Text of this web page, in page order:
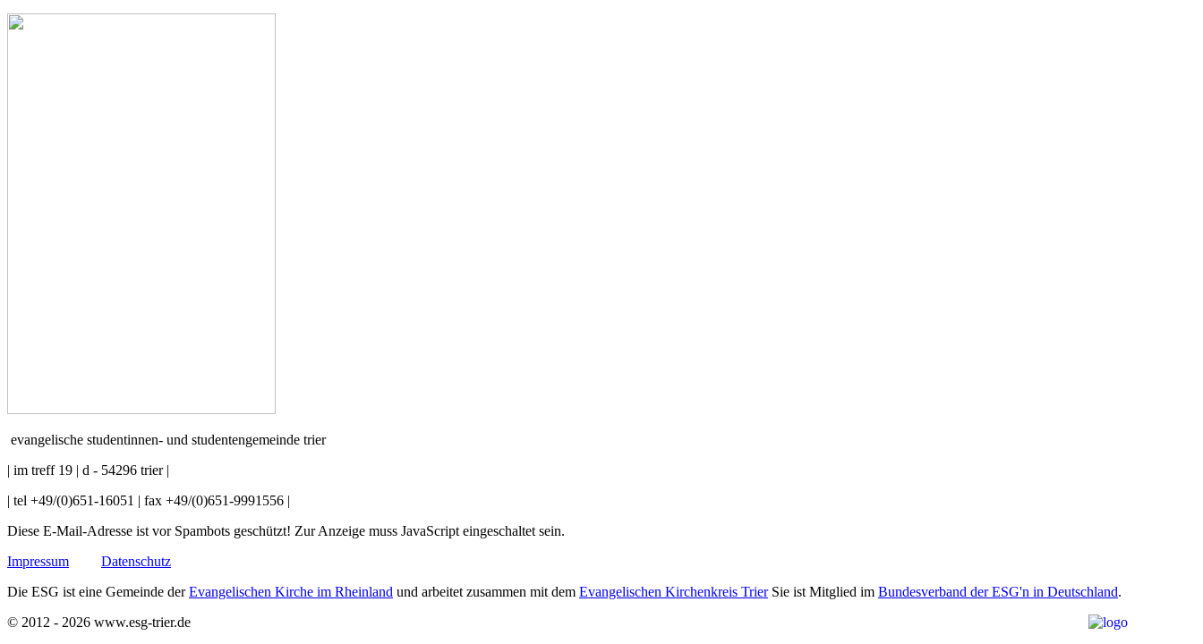
evangelische studentinnen- und studentengemeinde trier
| im treff 19 | d - 54296 trier |
| tel +49/(0)651-16051 | fax +49/(0)651-9991556 |
Diese E-Mail-Adresse ist vor Spambots geschützt! Zur Anzeige muss JavaScript eingeschaltet sein.
Impressum
Datenschutz
Die ESG ist eine Gemeinde derEvangelischen Kirche im Rheinland und arbeitet zusammen mit dem Evangelischen Kirchenkreis TrierSie ist Mitglied im Bundesverband der ESG'n in Deutschland.
© 2012 - 2026 www.esg-trier.de